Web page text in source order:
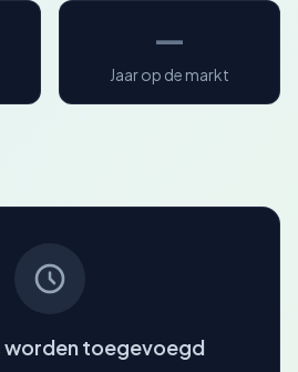
—
Jaar op de markt
worden toegevoegd